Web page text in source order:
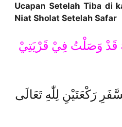
Ucapan Setelah Tiba di
Niat Sholat Setelah Safar
قَدْ وَصَلْتُ فِيْ قَرْيَتِيْ
رَكْعَتَيْنِ لِلّٰهِ تَعَالَى